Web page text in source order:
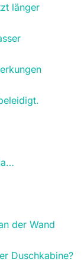
länger
der Wand
Duschkabine?